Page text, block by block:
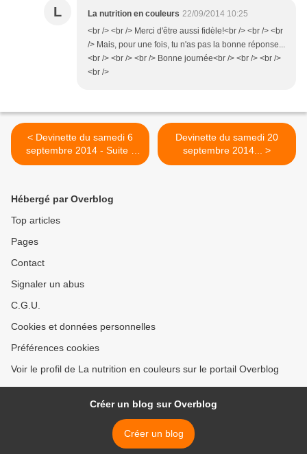
L La nutrition en couleurs 22/09/2014 10:25
<br /> <br /> Merci d'être aussi fidèle!<br /> <br /> <br
/> Mais, pour une fois, tu n'as pas la bonne réponse...
<br /> <br /> <br /> Bonne journée<br /> <br /> <br />
<br />
< Devinette du samedi 6
septembre 2014 - Suite -
Le...
Devinette du samedi 20
septembre 2014... >
Hébergé par Overblog
Top articles
Pages
Contact
Signaler un abus
C.G.U.
Cookies et données personnelles
Préférences cookies
Voir le profil de La nutrition en couleurs sur le portail Overblog
Créer un blog sur Overblog
Créer un blog